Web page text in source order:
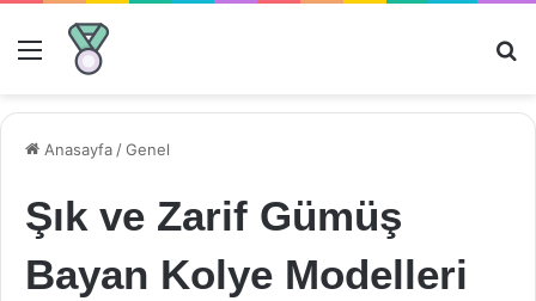
Menü
Anasayfa /Genel
Şık ve Zarif Gümüş
Bayan Kolye Modelleri